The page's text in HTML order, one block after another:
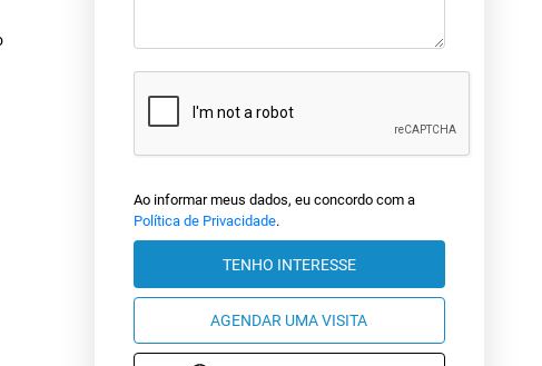
Ao informar meus dados, eu concordo com a
Política de Privacidade.
TENHO INTERESSE
AGENDAR UMA VISITA